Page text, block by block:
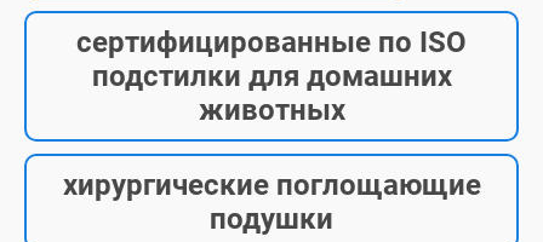
сертифицированные по ISO
подстилки для домашних
животных
хирургические поглощающие
подушки